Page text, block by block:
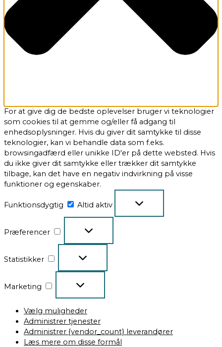
For at give dig de bedste oplevelser bruger vi teknologier
som cookies til at gemme og/eller få adgang til
enhedsoplysninger. Hvis du giver dit samtykke til disse
teknologier, kan vi behandle data som f.eks.
browsingadfærd eller unikke ID'er på dette websted. Hvis
du ikke giver dit samtykke eller trækker dit samtykke
tilbage, kan det have en negativ indvirkning på visse
funktioner og egenskaber.
Funktionsdygtig Altid aktiv
Præferencer
Statistikker
Marketing
Vælg muligheder
Administrer tjenester
Administrer {vendor_count} leverandører
Læs mere om disse formål